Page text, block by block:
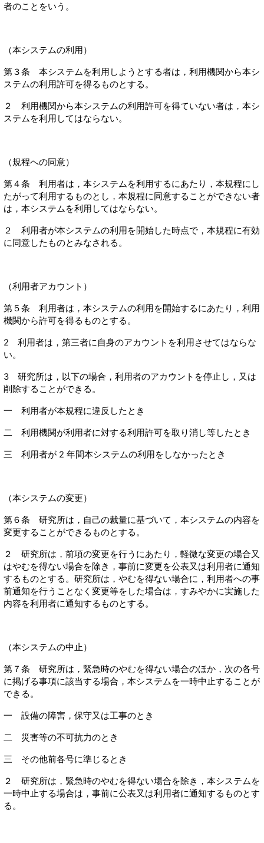
者のことをいう。
（本システムの利用）
第３条 本システムを利用しようとする者は，利用機関から本シ
ステムの利用許可を得るものとする。
２ 利用機関から本システムの利用許可を得ていない者は，本シ
ステムを利用してはならない。
（規程への同意）
第４条 利用者は，本システムを利用するにあたり，本規程にし
たがって利用するものとし，本規程に同意することができない者
は，本システムを利用してはならない。
２ 利用者が本システムの利用を開始した時点で，本規程に有効
に同意したものとみなされる。
（利用者アカウント）
第５条 利用者は，本システムの利用を開始するにあたり，利用
機関から許可を得るものとする。
2 利用者は，第三者に自身のアカウントを利用させてはならな
い。
3 研究所は，以下の場合，利用者のアカウントを停止し，又は
削除することができる。
一 利用者が本規程に違反したとき
二 利用機関が利用者に対する利用許可を取り消し等したとき
三 利用者が 2 年間本システムの利用をしなかったとき
（本システムの変更）
第６条 研究所は，自己の裁量に基づいて，本システムの内容を
変更することができるものとする。
２ 研究所は，前項の変更を行うにあたり，軽微な変更の場合又
はやむを得ない場合を除き，事前に変更を公表又は利用者に通知
するものとする。研究所は，やむを得ない場合に，利用者への事
前通知を行うことなく変更等をした場合は，すみやかに実施した
内容を利用者に通知するものとする。
（本システムの中止）
第７条 研究所は，緊急時のやむを得ない場合のほか，次の各号
に掲げる事項に該当する場合，本システムを一時中止することが
できる。
一 設備の障害，保守又は工事のとき
二 災害等の不可抗力のとき
三 その他前各号に準じるとき
２ 研究所は，緊急時のやむを得ない場合を除き，本システムを
一時中止する場合は，事前に公表又は利用者に通知するものとす
る。